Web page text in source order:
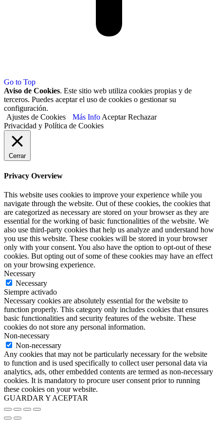
Go to Top
Aviso de Cookies. Este sitio web utiliza cookies propias y de
terceros. Puedes aceptar el uso de cookies o gestionar su
configuración.
Ajustes de Cookies
Más Info Aceptar Rechazar
Privacidad y Política de Cookies
Cerrar
Privacy Overview
This website uses cookies to improve your experience while you
navigate through the website. Out of these cookies, the cookies that
are categorized as necessary are stored on your browser as they are
essential for the working of basic functionalities of the website. We
also use third-party cookies that help us analyze and understand how
you use this website. These cookies will be stored in your browser
only with your consent. You also have the option to opt-out of these
cookies. But opting out of some of these cookies may have an effect
on your browsing experience.
Necessary
Necessary
Siempre activado
Necessary cookies are absolutely essential for the website to
function properly. This category only includes cookies that ensures
basic functionalities and security features of the website. These
cookies do not store any personal information.
Non-necessary
Non-necessary
Any cookies that may not be particularly necessary for the website
to function and is used specifically to collect user personal data via
analytics, ads, other embedded contents are termed as non-necessary
cookies. It is mandatory to procure user consent prior to running
these cookies on your website.
GUARDAR Y ACEPTAR